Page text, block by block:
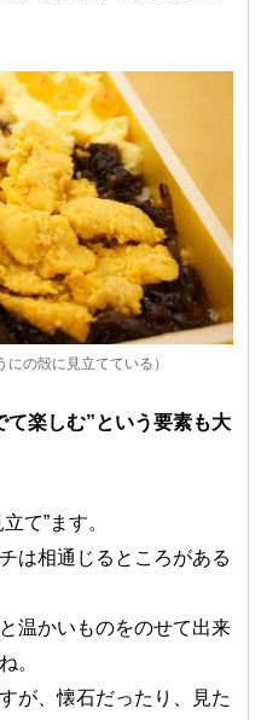
の殻に見立てている）
楽しむ”という要素も大
て”ます。
は相通じるところがある
温かいものをのせて出来
。
が、懐石だったり、見た